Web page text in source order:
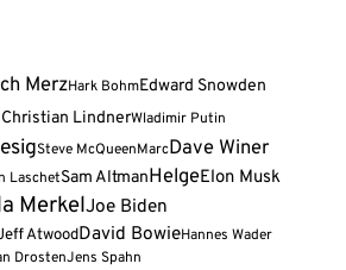
MerzHark BohmEdward Snowden
Christian LindnerWladimir Putin
Steve McQueenMarcDave Winer
LaschetSam AltmanHelgeElon Musk
MerkelJoe Biden
AtwoodDavid BowieHannes Wader
DrostenJens Spahn